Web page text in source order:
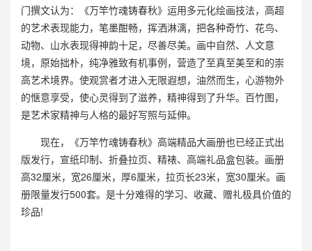
门撰文认为：《万竿竹魂铸春秋》运用多元化绘画技法，高超
的艺术表现能力，笔墨酣畅，挥洒淋漓，把各种奇竹、花鸟、
动物、山水表现得神韵十足，尽善尽美。画中自然、人文意
境，原始拙朴，纯净雅致有机事例，营造了至真至美至和的崇
高艺术境界。使观赏者才进入无限遐想，油然而生，心游物外
的惬意享受，使心灵得到了滋养，精神得到了升华。百竹图，
是艺术家精神与人格的最好写照与延伸。
现在，《万竿竹魂铸春秋》高端精品大画册也已经正式出
版发行，宣纸印制、折叠拉页、精裱、高端礼品盒包装。画册
高32厘米，宽26厘米，厚6厘米，拉页长23米，宽30厘米。画
册限量发行500套。是十分难得的学习、收藏、赠礼极具价值的
珍品!